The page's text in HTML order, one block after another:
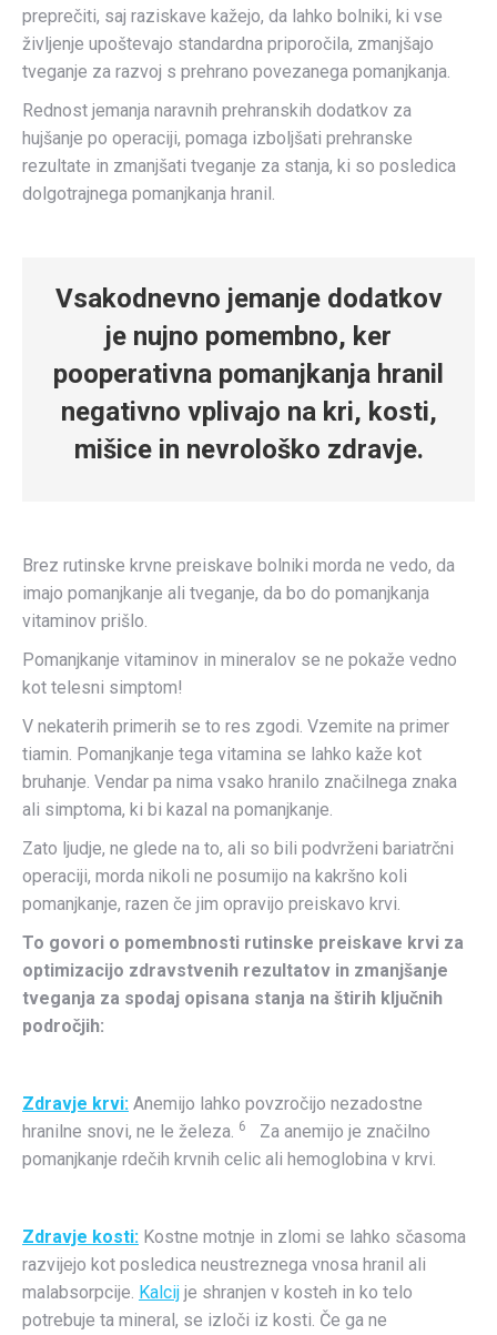
preprečiti, saj raziskave kažejo, da lahko bolniki, ki vse
življenje upoštevajo standardna priporočila, zmanjšajo
tveganje za razvoj s prehrano povezanega pomanjkanja.
Rednost jemanja naravnih prehranskih dodatkov za
hujšanje po operaciji, pomaga izboljšati prehranske
rezultate in zmanjšati tveganje za stanja, ki so posledica
dolgotrajnega pomanjkanja hranil.
Vsakodnevno jemanje dodatkov
je nujno pomembno, ker
pooperativna pomanjkanja hranil
negativno vplivajo na kri, kosti,
mišice in nevrološko zdravje.
Brez rutinske krvne preiskave bolniki morda ne vedo, da
imajo pomanjkanje ali tveganje, da bo do pomanjkanja
vitaminov prišlo.
Pomanjkanje vitaminov in mineralov se ne pokaže vedno
kot telesni simptom!
V nekaterih primerih se to res zgodi. Vzemite na primer
tiamin. Pomanjkanje tega vitamina se lahko kaže kot
bruhanje. Vendar pa nima vsako hranilo značilnega znaka
ali simptoma, ki bi kazal na pomanjkanje.
Zato ljudje, ne glede na to, ali so bili podvrženi bariatrčni
operaciji, morda nikoli ne posumijo na kakršno koli
pomanjkanje, razen če jim opravijo preiskavo krvi.
To govori o pomembnosti rutinske preiskave krvi za
optimizacijo zdravstvenih rezultatov in zmanjšanje
tveganja za spodaj opisana stanja na štirih ključnih
področjih:
Zdravje krvi: Anemijo lahko povzročijo nezadostne
hranilne snovi, ne le železa.
6
Za anemijo je značilno
pomanjkanje rdečih krvnih celic ali hemoglobina v krvi.
Zdravje kosti: Kostne motnje in zlomi se lahko sčasoma
razvijejo kot posledica neustreznega vnosa hranil ali
malabsorpcije. Kalcij je shranjen v kosteh in ko telo
potrebuje ta mineral, se izloči iz kosti. Če ga ne